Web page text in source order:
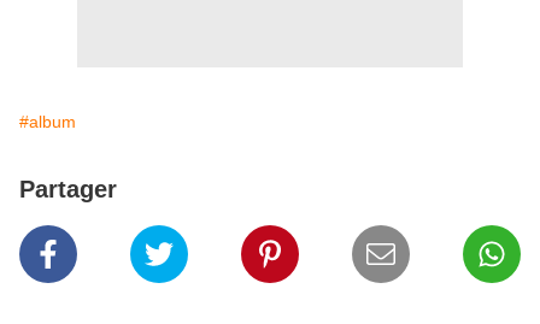
#album
Partager